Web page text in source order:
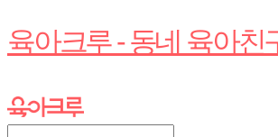
육아크루 - 동네 육아친